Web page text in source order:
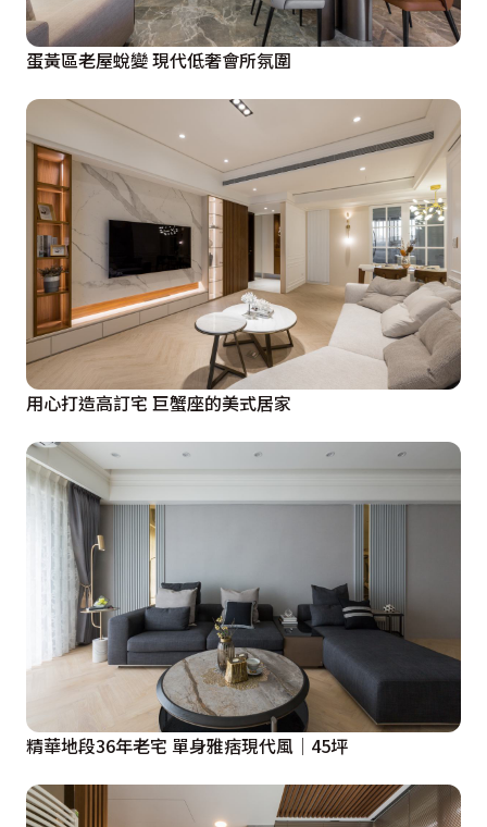
蛋黃區老屋蛻變 現代低奢會所氛圍
用心打造高訂宅 巨蟹座的美式居家
精華地段36年老宅 單身雅痞現代風│45坪